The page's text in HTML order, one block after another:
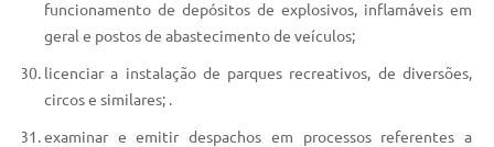
funcionamento de depósitos de explosivos, inflamáveis em
geral e postos de abastecimento de veículos;
licenciar a instalação de parques recreativos, de diversões,
circos e similares; .
examinar e emitir despachos em processos referentes a